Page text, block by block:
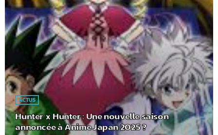
ACTUS
Hunter x Hunter : Une nouvelle saison
annoncée à Anime Japan 2025 ?